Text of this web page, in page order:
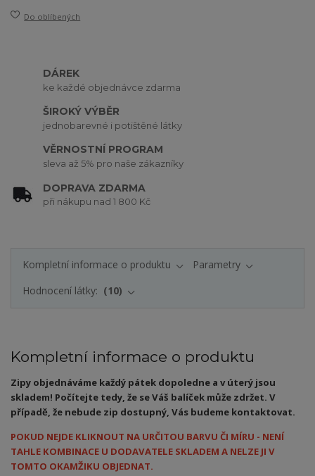
Do oblíbených
DÁREK
ke každé objednávce zdarma
ŠIROKÝ VÝBĚR
jednobarevné i potištěné látky
VĚRNOSTNÍ PROGRAM
sleva až 5% pro naše zákazníky
DOPRAVA ZDARMA
při nákupu nad 1 800 Kč
Kompletní informace o produktu
Parametry
Hodnocení látky:
10
Kompletní informace o produktu
Zipy objednáváme každý pátek dopoledne a v úterý jsou
skladem! Počítejte tedy, že se Váš balíček může zdržet. V
případě, že nebude zip dostupný, Vás budeme kontaktovat.
POKUD NEJDE KLIKNOUT NA URČITOU BARVU ČI MÍRU - NENÍ
TAHLE KOMBINACE U DODAVATELE SKLADEM A NELZE JI V
TOMTO OKAMŽIKU OBJEDNAT.